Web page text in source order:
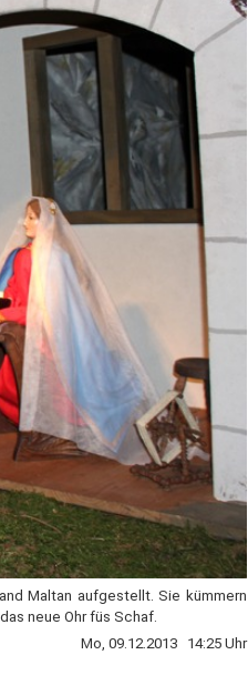
Maltan aufgestellt. Sie kümmern
neue Ohr füs Schaf.
Mo, 09.12.2013 14:25 Uhr